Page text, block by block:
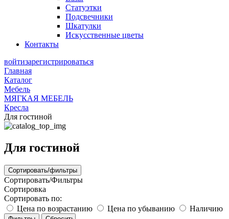
Статуэтки
Подсвечники
Шкатулки
Искусственные цветы
Контакты
войтизарегистрироваться
Главная
Каталог
Мебель
МЯГКАЯ МЕБЕЛЬ
Кресла
Для гостиной
Для гостиной
Сортировать/фильтры
Сортировать/Фильтры
Сортировка
Сортировать по:
Цена по возрастанию
Цена по убыванию Наличию